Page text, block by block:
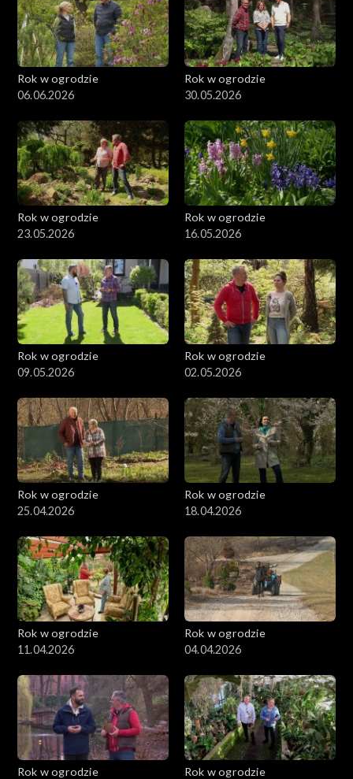
Rok w ogrodzie
06.06.2026
Rok w ogrodzie
30.05.2026
Rok w ogrodzie
23.05.2026
Rok w ogrodzie
16.05.2026
Rok w ogrodzie
09.05.2026
Rok w ogrodzie
02.05.2026
Rok w ogrodzie
25.04.2026
Rok w ogrodzie
18.04.2026
Rok w ogrodzie
11.04.2026
Rok w ogrodzie
04.04.2026
Rok w ogrodzie
Rok w ogrodzie